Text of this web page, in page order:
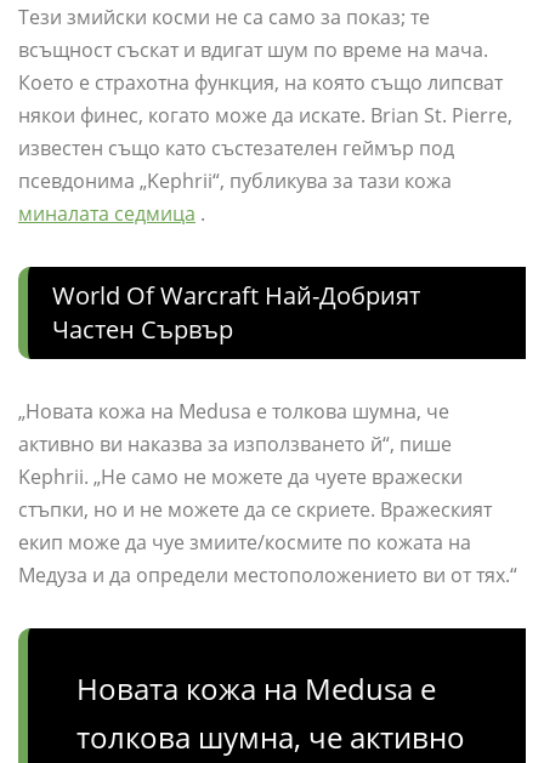
Тези змийски косми не са само за показ; те
всъщност съскат и вдигат шум по време на мача.
Което е страхотна функция, на която също липсват
някои финес, когато може да искате. Brian St. Pierre,
известен също като състезателен геймър под
псевдонима „Kephrii“, публикува за тази кожа
миналата седмица .
World Of Warcraft Най-Добрият
Частен Сървър
„Новата кожа на Medusa е толкова шумна, че
активно ви наказва за използването й“, пише
Kephrii. „Не само не можете да чуете вражески
стъпки, но и не можете да се скриете. Вражеският
екип може да чуе змиите/космите по кожата на
Медуза и да определи местоположението ви от тях.“
Новата кожа на Medusa е
толкова шумна, че активно